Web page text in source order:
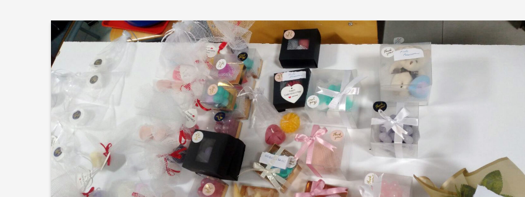
Upis učenika u prve razrede u školskoj
Obavijest: Termini popravnih ispita